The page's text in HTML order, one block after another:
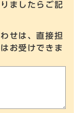
ましたらご記
せは、直接担
お受けできま